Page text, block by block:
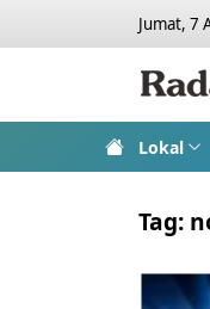
Jumat, 7
Lokal
Tag: